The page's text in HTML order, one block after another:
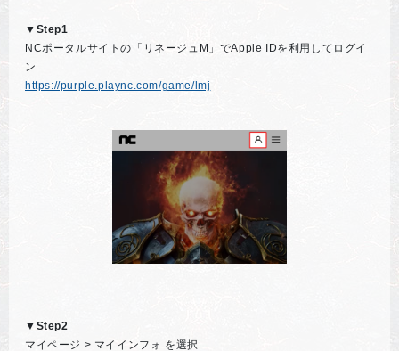
▼Step1
NCポータルサイトの「リネージュM」でApple IDを利用してログイ
ン
https://purple.plaync.com/game/lmj
▼Step2
マイページ > マイインフォ を選択